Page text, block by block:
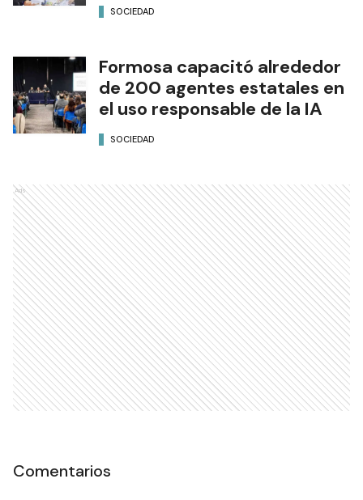
SOCIEDAD
Formosa capacitó alrededor
de 200 agentes estatales en
el uso responsable de la IA
SOCIEDAD
Ads
Comentarios